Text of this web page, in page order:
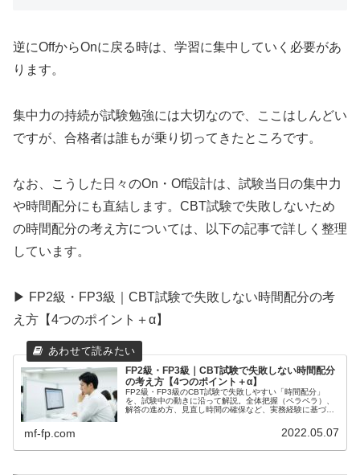
逆にOffからOnに戻る時は、学習に集中していく必要があ
ります。
集中力の持続が試験勉強には大切なので、ここはしんどい
ですが、合格者は誰もが乗り切ってきたところです。
なお、こうした日々のOn・Off設計は、試験当日の集中力
や時間配分にも直結します。CBT試験で失敗しないため
の時間配分の考え方については、以下の記事で詳しく整理
しています。
▶ FP2級・FP3級｜CBT試験で失敗しない時間配分の考
え方【4つのポイント＋α】
FP2級・FP3級｜CBT試験で失敗しない時間配分
の考え方【4つのポイント＋α】
FP2級・FP3級のCBT試験で失敗しやすい「時間配分」
を、試験中の動きに沿って解説。全体把握（ペラペラ）、
解答の進め方、見直し時間の確保など、実務経験に基づく
mf-fp.com 2022.05.07